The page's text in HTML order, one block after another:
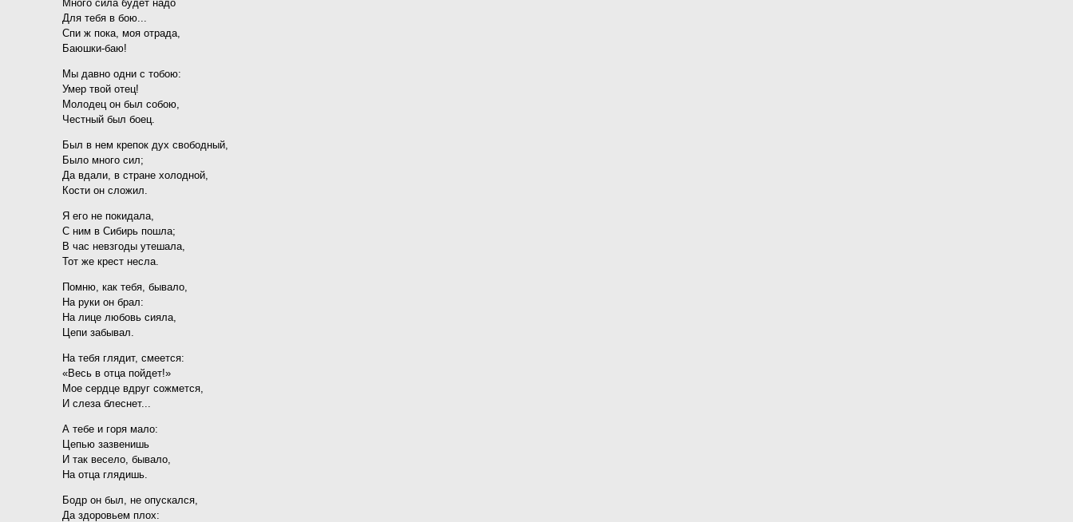
Много сила будет надо
Для тебя в бою...
Спи ж пока, моя отрада,
Баюшки-баю!
Мы давно одни с тобою:
Умер твой отец!
Молодец он был собою,
Честный был боец.
Был в нем крепок дух свободный,
Было много сил;
Да вдали, в стране холодной,
Кости он сложил.
Я его не покидала,
С ним в Сибирь пошла;
В час невзгоды утешала,
Тот же крест несла.
Помню, как тебя, бывало,
На руки он брал:
На лице любовь сияла,
Цепи забывал.
На тебя глядит, смеется:
«Весь в отца пойдет!»
Мое сердце вдруг сожмется,
И слеза блеснет...
А тебе и горя мало:
Цепью зазвенишь
И так весело, бывало,
На отца глядишь.
Бодр он был, не опускался,
Да здоровьем плох: